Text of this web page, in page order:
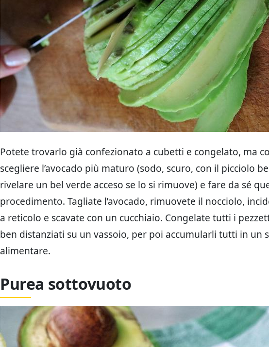
Potete trovarlo già confezionato a cubetti e congelato, ma
scegliere l’avocado più maturo (sodo, scuro, con il picciolo
rivelare un bel verde acceso se lo si rimuove) e fare da sé
procedimento. Tagliate l’avocado, rimuovete il nocciolo,
a reticolo e scavate con un cucchiaio. Congelate tutti i
ben distanziati su un vassoio, per poi accumularli tutti in un
alimentare.
Purea sottovuoto